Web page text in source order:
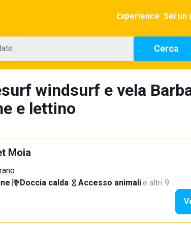
Experience Sei un
Cerca
windsurf e vela
e lettino
Moia
· Doccia calda· Accesso animali·e altri 9…